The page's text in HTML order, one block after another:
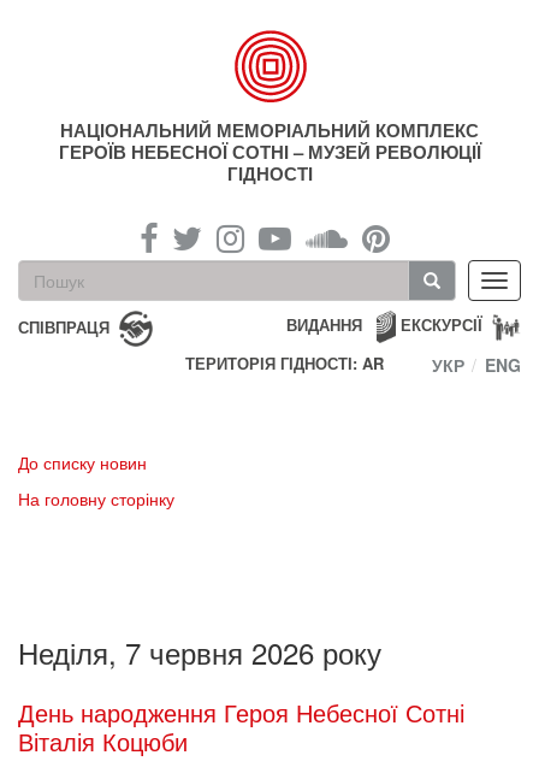
НАЦІОНАЛЬНИЙ МЕМОРІАЛЬНИЙ КОМПЛЕКС
ГЕРОЇВ НЕБЕСНОЇ СОТНІ – МУЗЕЙ РЕВОЛЮЦІЇ
ГІДНОСТІ
Пошукова
форма
Пошук
СПІВПРАЦЯ ЕКСКУРСІЇ
ВИДАННЯ
ТЕРИТОРІЯ ГІДНОСТІ: AR
УКР ENG
До списку новин
На головну сторінку
Неділя, 7 червня 2026 року
День народження Героя Небесної Сотні
Віталія Коцюби